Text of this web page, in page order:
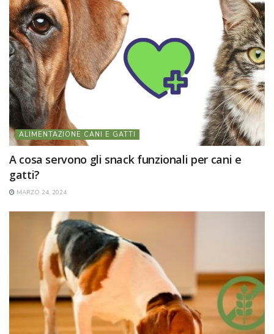
ALIMENTAZIONE CANI E GATTI
A cosa servono gli snack funzionali per cani e
gatti?
MARZO 24, 2024